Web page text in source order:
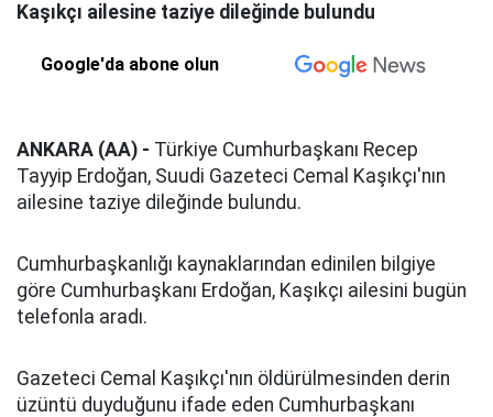
Kaşıkçı ailesine taziye dileğinde bulundu
Google'da abone olun
ANKARA (AA) - Türkiye Cumhurbaşkanı Recep
Tayyip Erdoğan, Suudi Gazeteci Cemal Kaşıkçı'nın
ailesine taziye dileğinde bulundu.
Cumhurbaşkanlığı kaynaklarından edinilen bilgiye
göre Cumhurbaşkanı Erdoğan, Kaşıkçı ailesini bugün
telefonla aradı.
Gazeteci Cemal Kaşıkçı'nın öldürülmesinden derin
üzüntü duyduğunu ifade eden Cumhurbaşkanı